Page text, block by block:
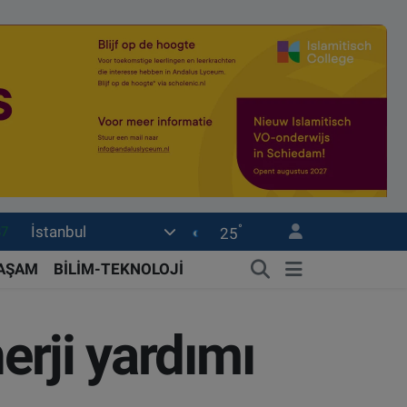
İstanbul 25°
BİLİM-TEKNOLOJİ
yardımı